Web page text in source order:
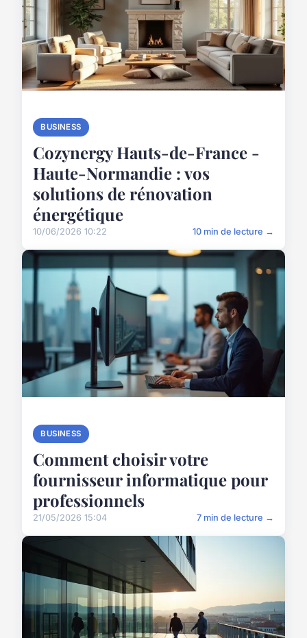
BUSINESS
Cozynergy Hauts-de-France -
Haute-Normandie : vos
solutions de rénovation
énergétique
10/06/2026 10:22 10 min de lecture →
BUSINESS
Comment choisir votre
fournisseur informatique pour
professionnels
21/05/2026 15:04 7 min de lecture →